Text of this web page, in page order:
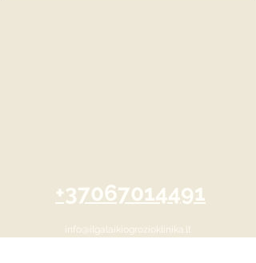
+37067014491
info@ilgalaikiogrozioklinika.lt